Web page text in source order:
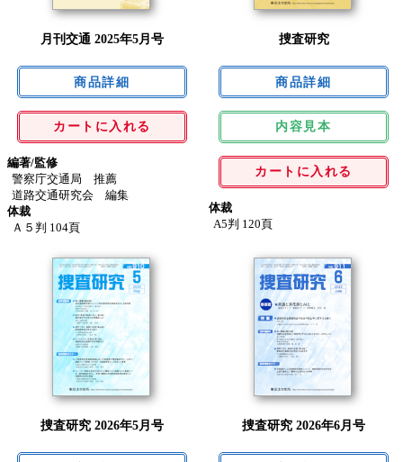
月刊交通 2025年5月号
カートに入れる
編著/監修
警察庁交通局 推薦
道路交通研究会 編集
体裁
Ａ５判 104頁
捜査研究
内容見本
カートに入れる
体裁
A5判 120頁
捜査研究 2026年5月号 捜査研究 2026年6月号